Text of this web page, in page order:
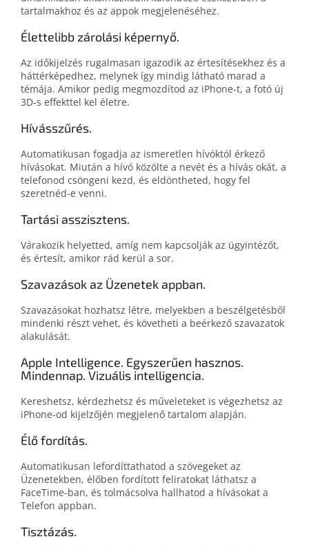
tartalmakhoz és az appok megjelenéséhez.
Élettelibb zárolási képernyő.
Az időkijelzés rugalmasan igazo­dik az értesí­té­sek­hez és a
háttér­képedhez, melynek így mindig látható marad a
témája. Amikor pedig megmozdítod az iPhone‑t, a fotó új
3D‑s effekttel kel életre.
Hívásszűrés.
Automatikusan fogadja az ismeretlen hívóktól érkező
hívásokat. Miután a hívó közölte a nevét és a hívás okát, a
telefonod csöngeni kezd, és eldöntheted, hogy fel
szeretnéd‑e venni.
Tartási asszisztens.
Várakozik helyetted, amíg nem kapcsolják az ügyintézőt,
és értesít, amikor rád kerül a sor.
Szavazások az Üzenetek appban.
Szavazásokat hozhatsz létre, melyekben a beszélgetésből
mindenki részt vehet, és követheti a beérkező szavazatok
alakulását.
Apple Intelligence. Egyszerűen hasznos.
Mindennap. Vizuális intelligencia.
Kereshetsz, kérdezhetsz és műveleteket is végezhetsz az
iPhone‑od kijelzőjén megjelenő tartalom alapján.
Élő fordítás.
Automatikusan lefordíttathatod a szövegeket az
Üzenetekben, élőben fordított feliratokat láthatsz a
FaceTime-ban, és tolmácsolva hallhatod a hívásokat a
Telefon appban.
Tisztázás.